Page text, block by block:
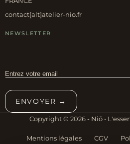
contact[alt]atelier-nio.fr
NEWSLETTER
ENVOYER →
Copyright © 2026 - Niõ •
Mentions légales CGV